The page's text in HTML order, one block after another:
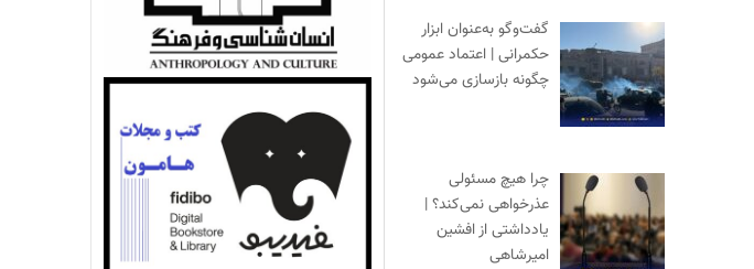
گفت‌وگو به‌عنوان ابزار
حکمرانی | اعتماد عمومی
چگونه بازسازی می‌شود
چرا هیچ مسئولی
عذرخواهی نمی‌کند؟ |
یادداشتی از افشین
امیرشاهی